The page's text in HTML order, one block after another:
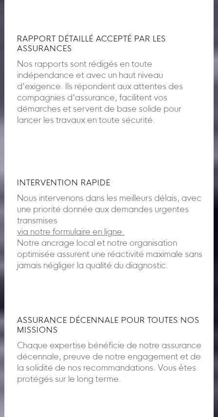
RAPPORT DÉTAILLÉ ACCEPTÉ PAR LES
ASSURANCES
Nos rapports sont rédigés en toute
indépendance et avec un haut niveau
d’exigence. Ils répondent aux attentes des
compagnies d’assurance, facilitent vos
démarches et servent de base solide pour
lancer les travaux en toute sécurité.
INTERVENTION RAPIDE
Nous intervenons dans les meilleurs délais, avec
une priorité donnée aux demandes urgentes
transmises
via notre formulaire en ligne.
Notre ancrage local et notre organisation
optimisée assurent une réactivité maximale sans
jamais négliger la qualité du diagnostic.
ASSURANCE DÉCENNALE POUR TOUTES NOS
MISSIONS
Chaque expertise bénéficie de notre assurance
décennale, preuve de notre engagement et de
la solidité de nos recommandations. Vous êtes
protégés sur le long terme.